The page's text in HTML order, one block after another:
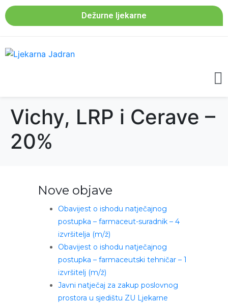
Dežurne ljekarne
Vichy, LRP i Cerave –
20%
Nove objave
Obavijest o ishodu natječajnog
postupka – farmaceut-suradnik – 4
izvršitelja (m/ž)
Obavijest o ishodu natječajnog
postupka – farmaceutski tehničar – 1
izvršitelj (m/ž)
Javni natječaj za zakup poslovnog
prostora u sjedištu ZU Ljekarne